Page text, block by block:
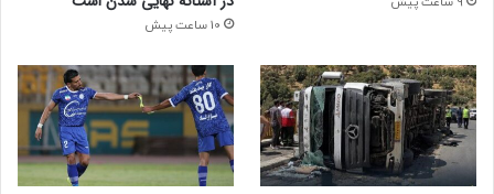
10 ساعت پیش